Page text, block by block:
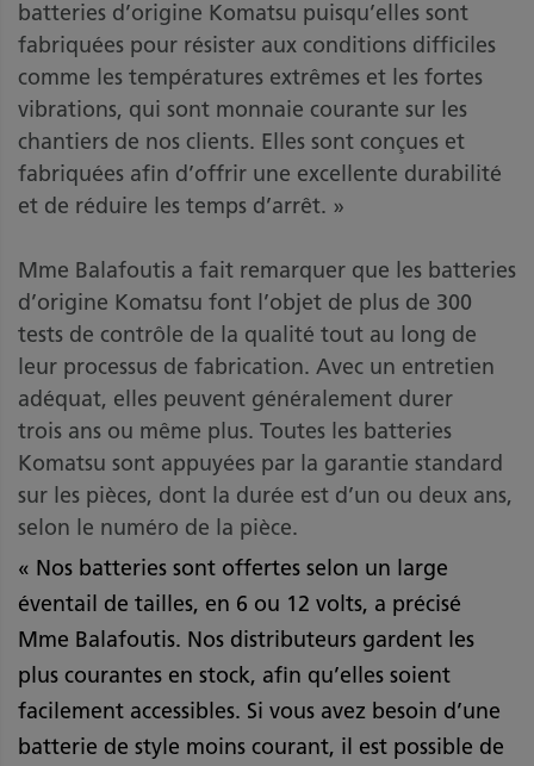
batteries d’origine Komatsu puisqu’elles sont
fabriquées pour résister aux conditions difficiles
comme les températures extrêmes et les fortes
vibrations, qui sont monnaie courante sur les
chantiers de nos clients. Elles sont conçues et
fabriquées afin d’offrir une excellente durabilité
et de réduire les temps d’arrêt. »
Mme Balafoutis a fait remarquer que les batteries
d’origine Komatsu font l’objet de plus de 300
tests de contrôle de la qualité tout au long de
leur processus de fabrication. Avec un entretien
adéquat, elles peuvent généralement durer
trois ans ou même plus. Toutes les batteries
Komatsu sont appuyées par la garantie standard
sur les pièces, dont la durée est d’un ou deux ans,
selon le numéro de la pièce.
« Nos batteries sont offertes selon un large
éventail de tailles, en 6 ou 12 volts, a précisé
Mme Balafoutis. Nos distributeurs gardent les
plus courantes en stock, afin qu’elles soient
facilement accessibles. Si vous avez besoin d’une
batterie de style moins courant, il est possible de